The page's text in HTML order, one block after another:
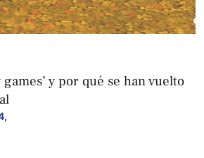
games’ y por qué se han vuelto
,